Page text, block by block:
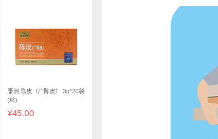
康洲 陈皮（广陈皮） 3g*20袋
(丝)
¥45.00